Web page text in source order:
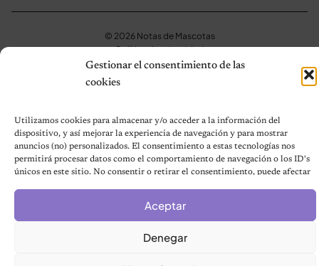
Gestionar el consentimiento de las
cookies
Utilizamos cookies para almacenar y/o acceder a la información del
dispositivo, y así mejorar la experiencia de navegación y para mostrar
anuncios (no) personalizados. El consentimiento a estas tecnologías nos
permitirá procesar datos como el comportamiento de navegación o los ID's
únicos en este sitio. No consentir o retirar el consentimiento, puede afectar
Aceptar
Denegar
© 2026 Notas de Mascotas
Política de privacidad